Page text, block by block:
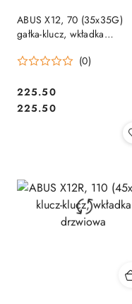
ABUS X12, 70 (35x35G)
gałka-klucz, wkładka
(0)
Cena:
225.50
Cena:
225.50